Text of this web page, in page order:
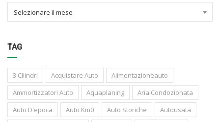
Selezionare il mese
TAG
3 Cilindri Acquistare Auto
Alimentazioneauto
Ammortizzatori Auto
Aquaplaning
Aria Condozionata
Auto D'epoca
Auto Km0 Auto Storiche
Autousata